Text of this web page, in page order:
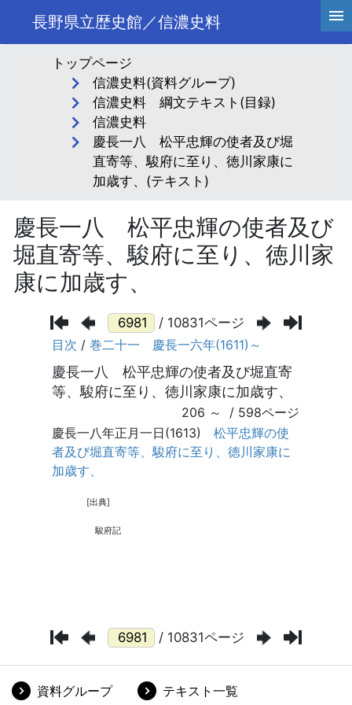
長野県立歴史館／信濃史料
トップページ
信濃史料(資料グループ)
信濃史料 綱文テキスト(目録)
信濃史料
慶長一八 松平忠輝の使者及び堀
直寄等、駿府に至り、徳川家康に
加歳す、(テキスト)
慶長一八 松平忠輝の使者及び
堀直寄等、駿府に至り、徳川家
康に加歳す、
/ 10831ページ
/ 10831ページ
資料グループ テキスト一覧